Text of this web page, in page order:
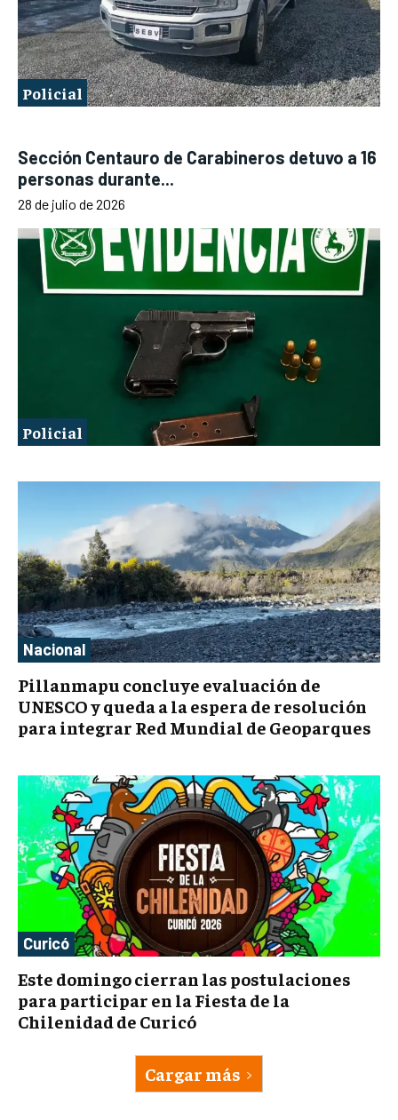
Policial
Sección Centauro de Carabineros detuvo a 16
personas durante...
28 de julio de 2026
Policial
Nacional
Pillanmapu concluye evaluación de
UNESCO y queda a la espera de resolución
para integrar Red Mundial de Geoparques
Curicó
Este domingo cierran las postulaciones
para participar en la Fiesta de la
Chilenidad de Curicó
Cargar más